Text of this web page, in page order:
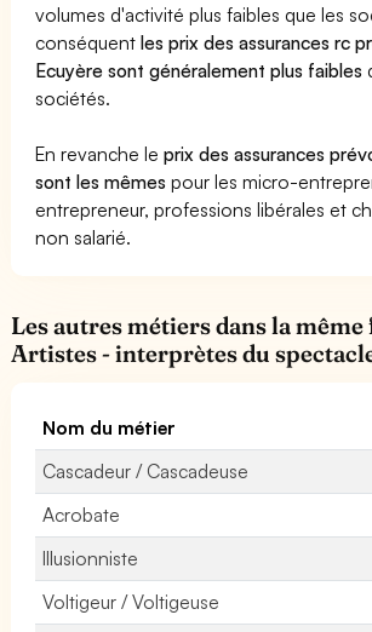
volumes d'activité plus faibles que les
conséquentles prix des assurances rc
Ecuyère sont généralement plus faibles
sociétés.
En revanche leprix des assurances
sont les mêmes pour les micro-
entrepreneur, professions libérales et
non salarié.
Les autres métiers dans la
Artistes - interprètes du
Nom du métier
Cascadeur / Cascadeuse
Acrobate
Illusionniste
Voltigeur / Voltigeuse